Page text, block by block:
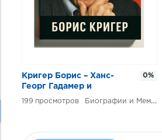
Кригер Борис – Ханс-
Георг Гадамер и
философская
199 Биографии и Мемуары
0%